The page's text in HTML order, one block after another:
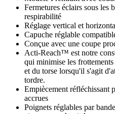
Fermetures éclairs sous les
respirabilité
Réglage vertical et
Capuche réglable
Conçue avec une coupe
Acti-Reach™ est notre
qui minimise les
et du torse lorsqu'il s'agit
tordre.
Empiècement réfléchissant
accrues
Poignets réglables par